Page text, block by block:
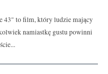
43" to film, który ludzie mający
namiastkę gustu powinni